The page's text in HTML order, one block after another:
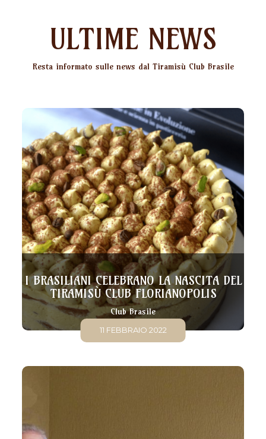
ULTIME NEWS
Resta informato sulle news dal Tiramisù Club Brasile
I BRASILIANI CELEBRANO LA NASCITA DEL
TIRAMISÙ CLUB FLORIANOPOLIS
Club Brasile
11 FEBBRAIO 2022